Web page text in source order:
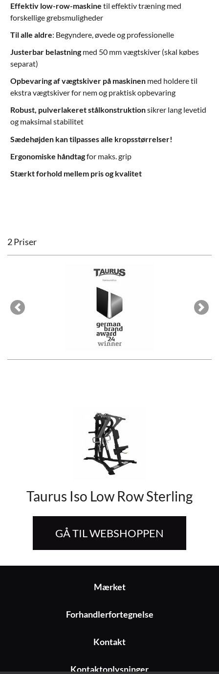
Effektiv low-row-maskine til effektiv træning med
forskellige grebsmuligheder
Til alle aldre: Begyndere, øvede og professionelle
Justerbar belastningmed 50 mm vægtskiver(skal købes
separat)
Opbevaring af vægtskiver på maskinenmed holdere til
ekstra vægtskiver for nem og praktisk opbevaring
Robust, pulverlakeret stålkonstruktionsikrer lang levetid
og maksimal stabilitet
Sædehøjden kan tilpasses alle kropsstørrelser!
Ergonomiske håndtagfor maks. grip
Stærkt forhold mellem pris og kvalitet
2 Priser
Previous Next
Taurus Iso Low Row Sterling
GÅ TIL WEBSHOPPEN
Mærket
Forhandlerfortegnelse
Kontakt
Kontaktoplysninger